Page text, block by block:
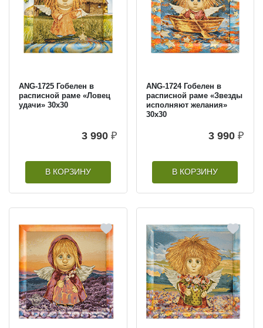
ANG-1725 Гобелен в
расписной раме «Ловец
удачи» 30х30
3 990 ₽
В КОРЗИНУ
ANG-1724 Гобелен в
расписной раме «Звезды
исполняют желания»
30х30
3 990 ₽
В КОРЗИНУ